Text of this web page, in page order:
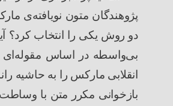
پژوهندگان متون نویافتهی
دو روش یکی را انتخاب کرد؟
بیواسطه در اساس مقوله
انقلابی مارکس را به حاشیه
بازخوانی مکرر متن با وساطت